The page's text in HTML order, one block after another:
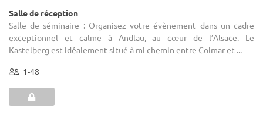
Salle de réception
Salle de séminaire : Organisez votre évènement dans un cadre
exceptionnel et calme à Andlau, au cœur de l’Alsace. Le
Kastelberg est idéalement situé à mi chemin entre Colmar et ...
1-48